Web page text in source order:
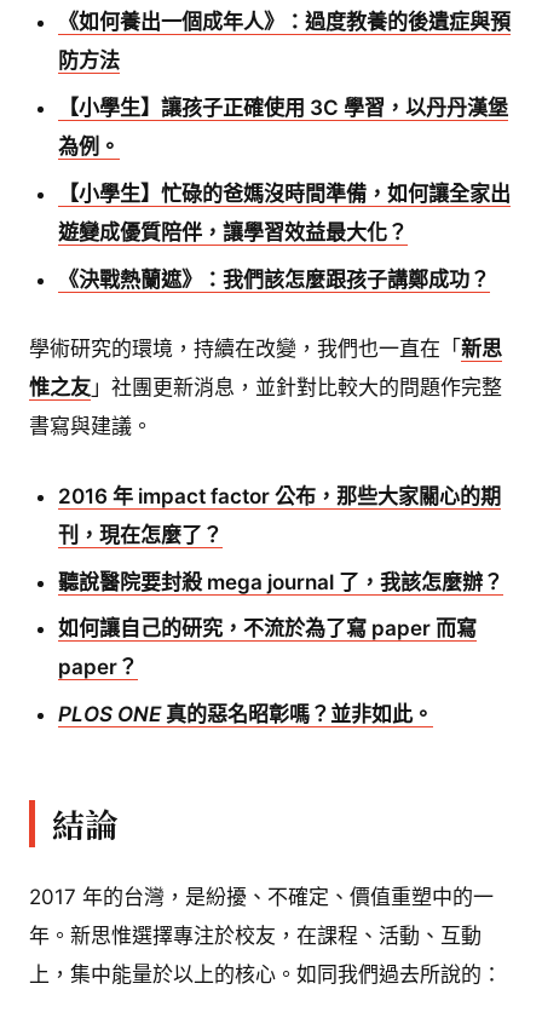
《如何養出一個成年人》：過度教養的後遺症與預
防方法
【小學生】讓孩子正確使用 3C 學習，以丹丹漢堡
為例。
【小學生】忙碌的爸媽沒時間準備，如何讓全家出
遊變成優質陪伴，讓學習效益最大化？
《決戰熱蘭遮》：我們該怎麼跟孩子講鄭成功？
學術研究的環境，持續在改變，我們也一直在「 新思
惟之友 」社團更新消息，並針對比較大的問題作完整
書寫與建議。
2016 年 impact factor 公布，那些大家關心的期
刊，現在怎麼了？
聽說醫院要封殺 mega journal 了，我該怎麼辦？
如何讓自己的研究，不流於為了寫 paper 而寫
paper？
PLOS ONE真的惡名昭彰嗎？並非如此。
結論
2017 年的台灣，是紛擾、不確定、價值重塑中的一
年。新思惟選擇專注於校友，在課程、活動、互動
上，集中能量於以上的核心。如同我們過去所說的：